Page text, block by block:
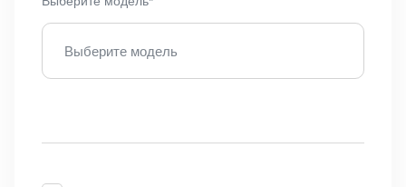
Выберите модель